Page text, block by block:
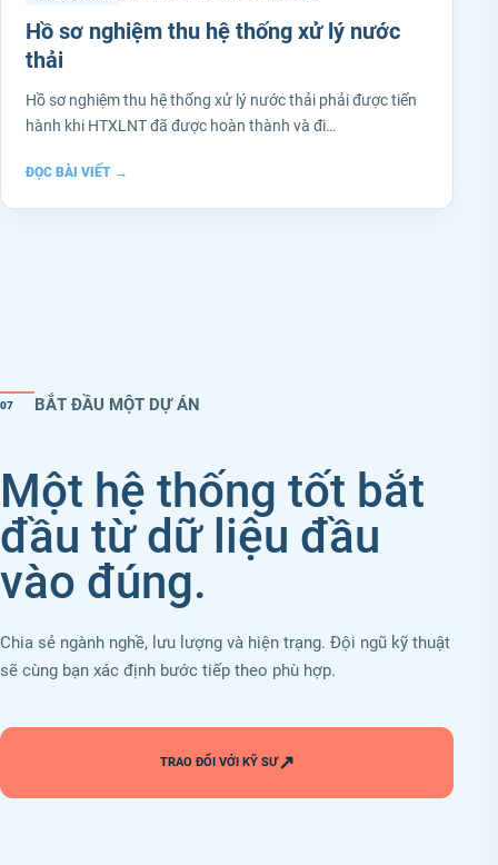
Hồ sơ nghiệm thu hệ thống xử lý nước
thải
Hồ sơ nghiệm thu hệ thống xử lý nước thải phải được tiến
hành khi HTXLNT đã được hoàn thành và đi…
ĐỌC BÀI VIẾT →
07 BẮT ĐẦU MỘT DỰ ÁN
Một hệ thống tốt bắt
đầu từ dữ liệu đầu
vào đúng.
Chia sẻ ngành nghề, lưu lượng và hiện trạng. Đội ngũ kỹ thuật
sẽ cùng bạn xác định bước tiếp theo phù hợp.
TRAO ĐỔI VỚI KỸ SƯ↗